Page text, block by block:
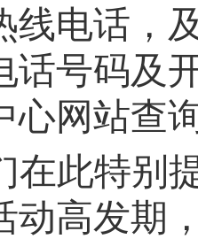
线电话，
话号码及
心网站查
在此特别
动高发期